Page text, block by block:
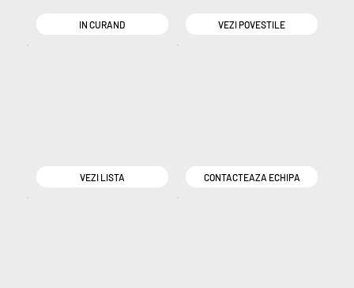
IN CURAND VEZI POVESTILE
VEZI LISTA CONTACTEAZA ECHIPA